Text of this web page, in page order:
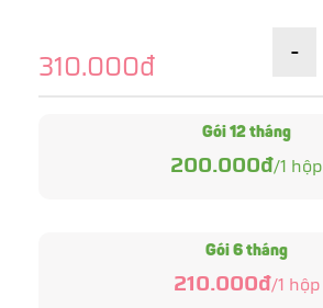
310.000đ -
Gói 12 tháng
200.000đ/1 hộp
Gói 6 tháng
210.000đ/1 hộp